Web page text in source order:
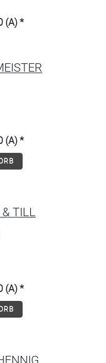
(A) *
(A) *
TILL
(A) *